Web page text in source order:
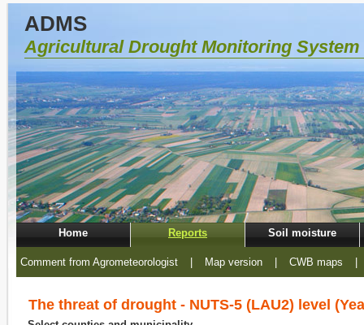
ADMS
Agricultural Drought Monitoring System
Home Reports
Comment from Agrometeorologist | Map version | CWB maps |
Soil moisture
The threat of drought - NUTS-5 (LAU2) level